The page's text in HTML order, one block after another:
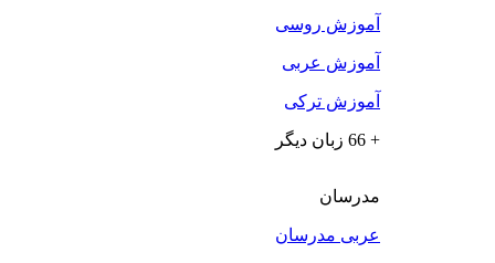
آموزش روسی
آموزش عربی
آموزش ترکی
+ 66 زبان دیگر
مدرسان
عربی مدرسان